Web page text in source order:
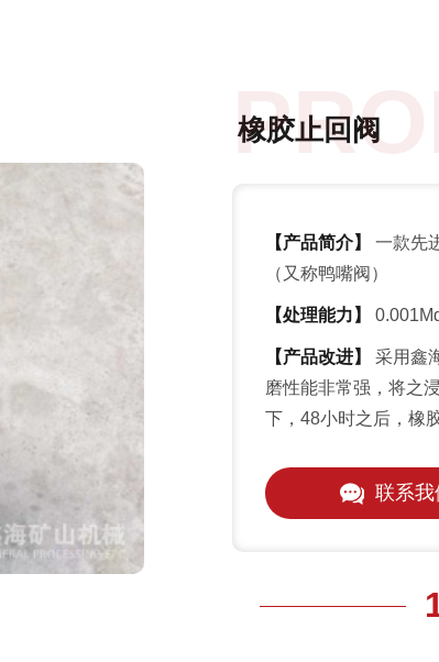
橡胶止回阀
【产品简介】
一款先
（又称鸭嘴阀）
【处理能力】
【产品改进】
采用鑫
磨性能非常强，将之
下，48小时之后，橡
联系我